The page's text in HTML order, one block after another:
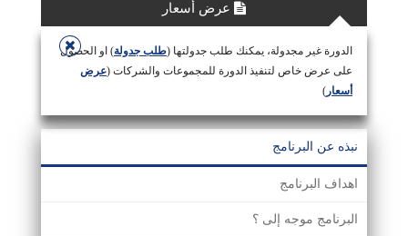
عرض أسعار
الدورة غير مجدولة، يمكنك طلب جدولتها (طلب جدولة) او الحصول
على عرض خاص لتنفيذ الدورة للمجموعات والشركات (عرض
أسعار )
نبذه عن البرنامج
اهداف البرنامج
البرنامج موجه إلى ؟